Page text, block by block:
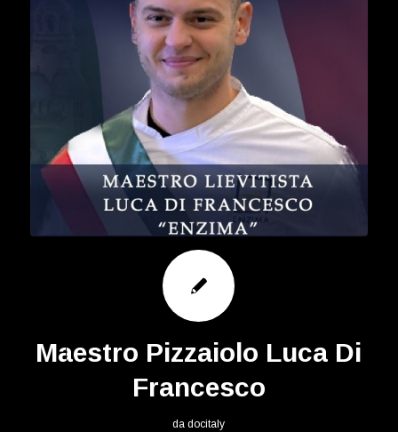
Maestro Pizzaiolo Luca Di
Francesco
dadocitaly